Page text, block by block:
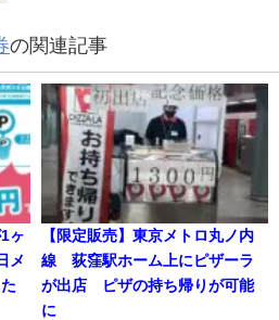
の関連記事
ヶ
メ
【限定販売】東京メトロ丸ノ内
線 荻窪駅ホーム上にピザーラ
が出店 ピザの持ち帰りが可能
に